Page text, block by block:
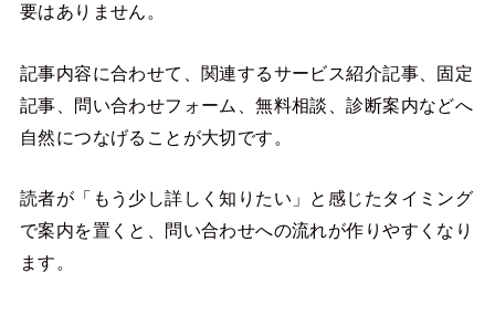
要はありません。
記事内容に合わせて、関連するサービス紹介記事、固定
記事、問い合わせフォーム、無料相談、診断案内などへ
自然につなげることが大切です。
読者が「もう少し詳しく知りたい」と感じたタイミング
で案内を置くと、問い合わせへの流れが作りやすくなり
ます。